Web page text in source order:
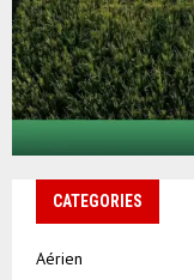
CATEGORIES
Aérien